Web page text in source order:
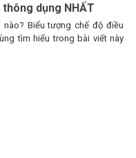
dụng NHẤT
Biểu tượng chế độ điều
tìm hiểu trong bài viết này